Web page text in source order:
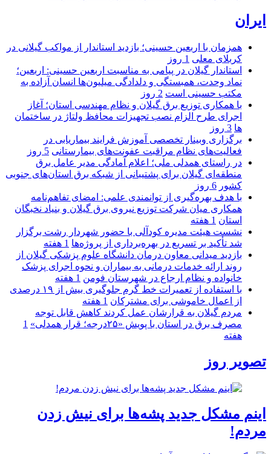
ایران
همزمان با اربعین حسینی؛ بازدید استاندار از مواکب گیلانی در
کربلای معلی 1 روز
استاندار گیلان در پیامی به مناسبت اربعین حسینی: اربعین؛
نماد وحدت، همبستگی و دلدادگی میلیون‌ها انسان آزاده به
مکتب حسینی است 2 روز
با همکاری توزیع برق گیلان و نظام مهندسی استان؛ آغاز
اجرای طرح الزام نصب تجهیزات محافظ ولتاژ در ساختمان
ها 3 روز
برگزاری وبینار تخصصی آموزش فرایند بیماریابی در
فعالیت‌های نظام مراقبت عفونت‌های بیمارستانی 5 روز
در راستای همدلی ملی؛ اعلام آمادگی مدیر عامل برق
منطقه‌ای گیلان برای پشتیبانی از شبكه برق استان‌های جنوبی
كشور 6 روز
با هدف بهره‌گیری از توانمندی علمی: امضای تفاهم‌نامه
همكاری میان شركت توزیع نیروی برق گیلان و بنیاد نخبگان
استان 1 هفته
نشست هیئت مدیره کودآلی با حضور شهردار رشت برگزار
شد تأکید بر تسریع در بهره‌برداری از پروژه‌ها 1 هفته
بازدید میدانی معاون درمان دانشگاه علوم پزشکی گیلان از
روند ارائه خدمات درمانی به بیماران و نحوه اجرای پزشک
خانواده و نظام ارجاع در شهرستان فومن 1 هفته
با استفاده از تعمیرات خط گرم جلوگیری بیش از ۱۹ درصدی
از اعمال خاموشی برای مشتركان 1 هفته
مردم گیلان به قرارشان عمل کردند كاهش قابل توجه
مصرف برق در استان با پویش «۲۵درجه؛ قرار همدلی»
1
هفته
تصویر روز
اینم مشکل جدید پشه‌ها برای نیش زدن
مردم!